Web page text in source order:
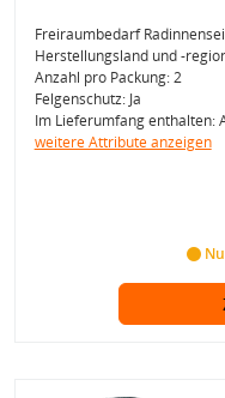
Freiraumbedarf
Herstellungsland und -
Anzahl pro Packung: 2
Felgenschutz: Ja
Im Lieferumfang enthalten:
weitere Attribute anzeigen